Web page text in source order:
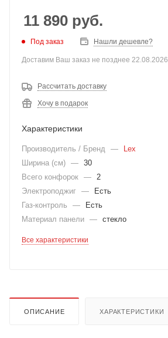
11 890 руб.
Под заказ Нашли дешевле?
Доставим Ваш заказ не позднее 22.08.2026
Рассчитать доставку
Хочу в подарок
Характеристики
Производитель / Бренд —
Lex
Ширина (см) — 30
Всего конфорок — 2
Электроподжиг —
Есть
Газ-контроль
—
Есть
Материал панели — стекло
Все характеристики
ОПИСАНИЕ ХАРАКТЕРИСТИКИ